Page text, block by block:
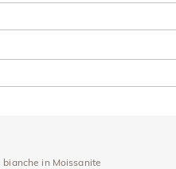
in Moissanite